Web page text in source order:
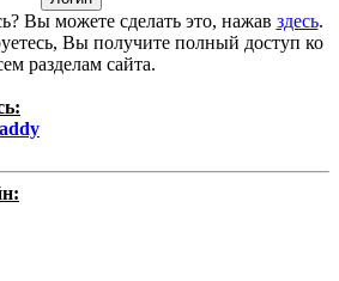
Вы можете сделать это, нажав здесь.
Вы получите полный доступ ко
разделам сайта.